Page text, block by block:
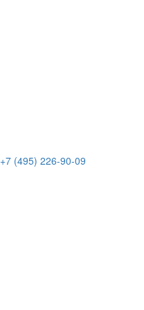
+7 (495) 226-90-09